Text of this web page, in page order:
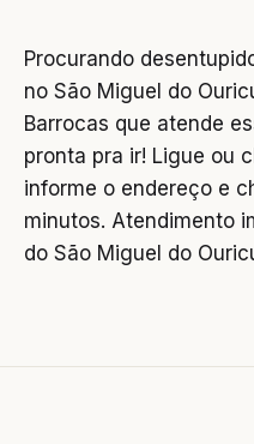
Procurando
no São Miguel do
Barrocas que atende
pronta pra ir! Ligue ou
informe o endereço e
minutos. Atendimento
do São Miguel do